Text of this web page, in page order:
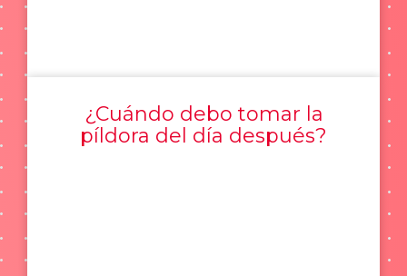
¿Cuándo debo tomar la
píldora del día después?